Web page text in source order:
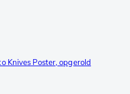
Knives Poster, opgerold